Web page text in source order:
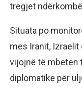
tregjet
Situata po
mes Iranit,
vijojnë të mbeten
diplomatike për